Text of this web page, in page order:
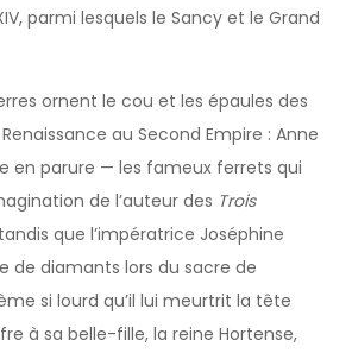
parmi lesquels le Sancy et le Grand
ornent le cou et les épaules des
au Second Empire : Anne
en parure — les fameux ferrets qui
de l’auteur des Trois
que l’impératrice Joséphine
de diamants lors du sacre de
si lourd qu’il lui meurtrit la tête
à sa belle-fille, la reine Hortense,